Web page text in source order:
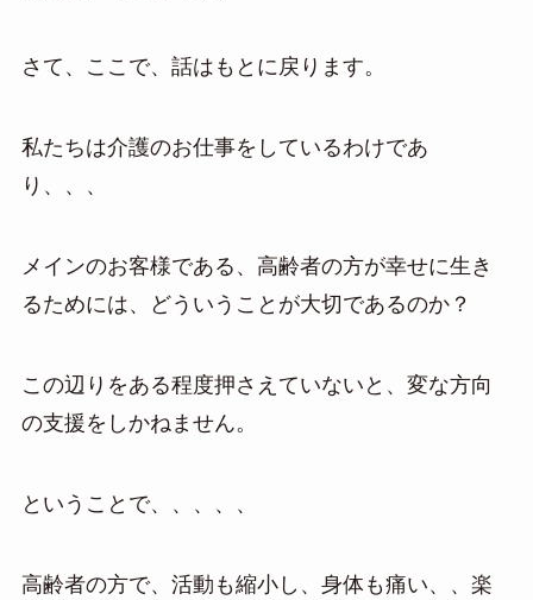
さて、ここで、話はもとに戻ります。
私たちは介護のお仕事をしているわけであ
り、、、
メインのお客様である、高齢者の方が幸せに生き
るためには、どういうことが大切であるのか？
この辺りをある程度押さえていないと、変な方向
の支援をしかねません。
ということで、、、、、
高齢者の方で、活動も縮小し、身体も痛い、、楽